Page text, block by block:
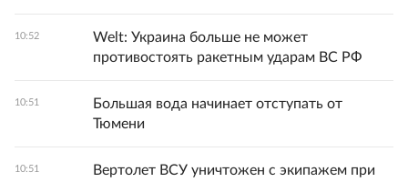
10:52
Welt: Украина больше не может
противостоять ракетным ударам ВС РФ
10:51
Большая вода начинает отступать от
Тюмени
10:51
Вертолет ВСУ уничтожен с экипажем при